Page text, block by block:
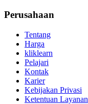
Perusahaan
Tentang
Harga
kliklearn
Pelajari
Kontak
Karier
Kebijakan Privasi
Ketentuan Layanan